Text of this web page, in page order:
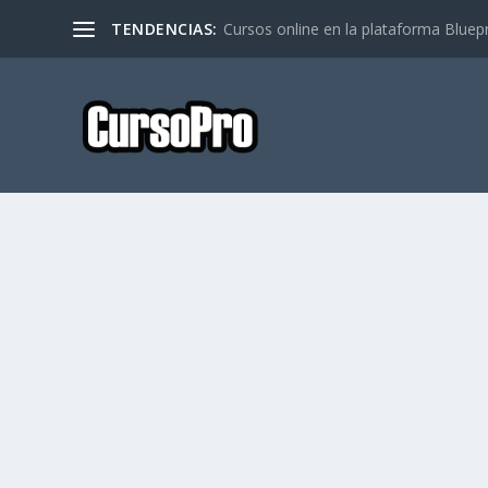
TENDENCIAS: Cursos online en la plataforma